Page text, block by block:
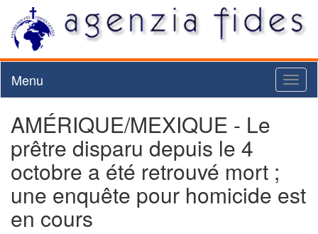
Menu
AMÉRIQUE/MEXIQUE - Le
prêtre disparu depuis le 4
octobre a été retrouvé mort ;
une enquête pour homicide est
en cours